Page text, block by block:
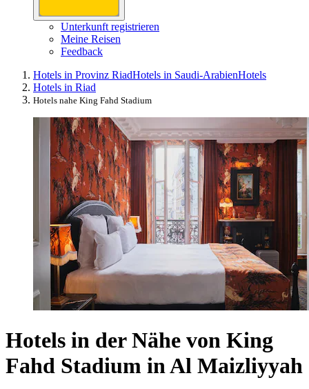
Unterkunft registrieren
Meine Reisen
Feedback
Hotels in Provinz RiadHotels in Saudi-ArabienHotels
Hotels in Riad
Hotels nahe King Fahd Stadium
Hotels in der Nähe von King
Fahd Stadium in Al Maizliyyah